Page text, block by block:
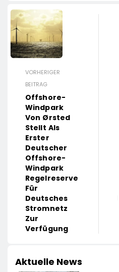
VORHERIGER
BEITRAG
Offshore-
Windpark
Von Ørsted
Stellt Als
Erster
Deutscher
Offshore-
Windpark
Regelreserve
Für
Deutsches
Stromnetz
Zur
Verfügung
Aktuelle News